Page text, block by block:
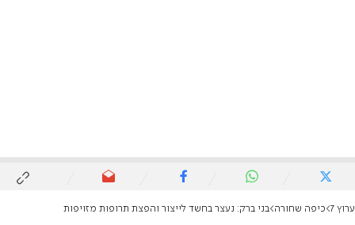
ערוץ 7 כיפה שחורה בני ברק: נעצר בחשד לייצור והפצת תרופות מזויפות